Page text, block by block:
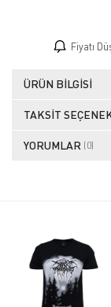
Fiyatı
ÜRÜN BILGISI
TAKSIT
YORUMLAR (0)